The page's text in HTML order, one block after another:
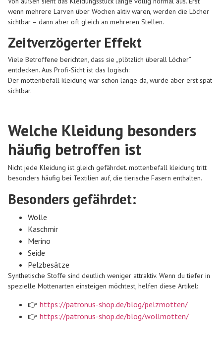
wenn mehrere Larven über Wochen aktiv waren, werden die Löcher
sichtbar – dann aber oft gleich an mehreren Stellen.
Zeitverzögerter Effekt
Viele Betroffene berichten, dass sie „plötzlich überall Löcher“
entdecken. Aus Profi-Sicht ist das logisch:
Der mottenbefall kleidung war schon lange da, wurde aber erst spät
sichtbar.
Welche Kleidung besonders
häufig betroffen ist
Nicht jede Kleidung ist gleich gefährdet. mottenbefall kleidung tritt
besonders häufig bei Textilien auf, die tierische Fasern enthalten.
Besonders gefährdet:
Wolle
Kaschmir
Merino
Seide
Pelzbesätze
Synthetische Stoffe sind deutlich weniger attraktiv. Wenn du tiefer in
spezielle Mottenarten einsteigen möchtest, helfen diese Artikel:
👉 https://patronus-shop.de/blog/pelzmotten/
👉 https://patronus-shop.de/blog/wollmotten/